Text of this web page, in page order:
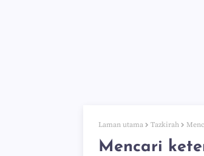
Laman utama Tazkirah
Mencari